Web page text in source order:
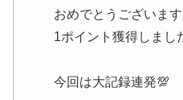
おめでとうございま
1ポイント獲得しまし
今回は大記録連発💯